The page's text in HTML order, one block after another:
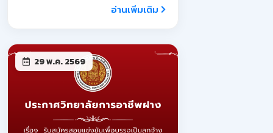
บ่มเพาะผู้ประกอบการอ่านเพิ่มเติม
29 พ.ค. 2569